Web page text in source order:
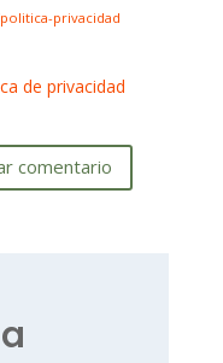
privacidad
de privacidad
comentario